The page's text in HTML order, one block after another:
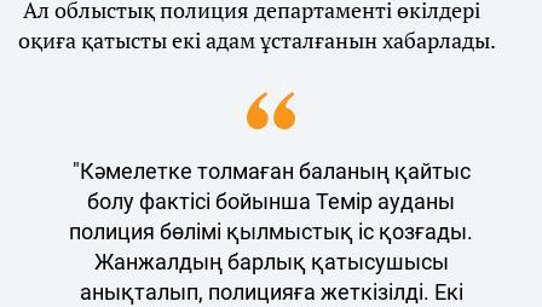
Ал облыстық полиция департаменті өкілдері
оқиға қатысты екі адам ұсталғанын хабарлады.
"Кәмелетке толмаған баланың қайтыс
болу фактісі бойынша Темір ауданы
полиция бөлімі қылмыстық іс қозғады.
Жанжалдың барлық қатысушысы
анықталып, полицияға жеткізілді. Екі